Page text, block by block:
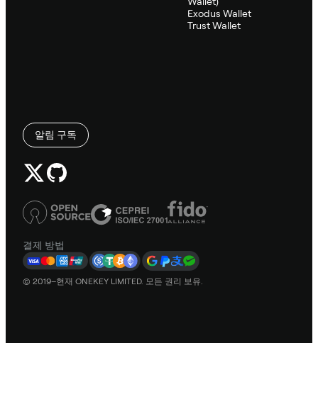
Exodus Wallet
Trust Wallet
알림 구독
결제 방법
© 2019–현재 ONEKEY LIMITED. 모든 권리 보유.